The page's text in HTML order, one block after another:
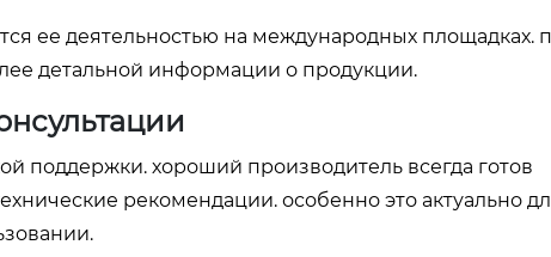
ее деятельностью на международных площадках.
детальной информации о продукции.
поддержки. хороший производитель всегда готов
рекомендации. особенно это актуально